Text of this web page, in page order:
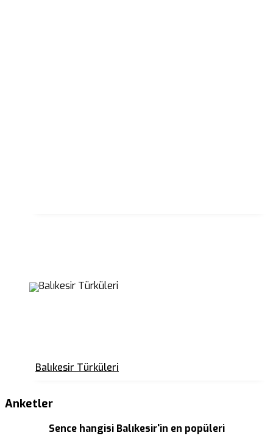
Balıkesir Türküleri
Anketler
Sence hangisi Balıkesir'in en popüleri